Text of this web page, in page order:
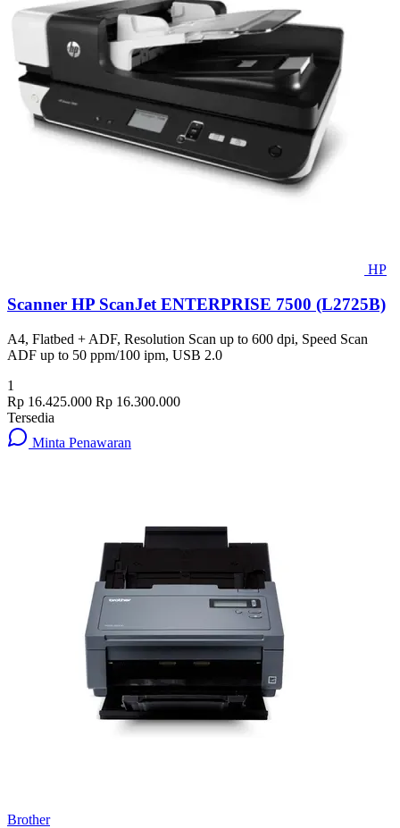
HP
Scanner HP ScanJet ENTERPRISE 7500 (L2725B)
A4, Flatbed + ADF, Resolution Scan up to 600 dpi, Speed Scan
ADF up to 50 ppm/100 ipm, USB 2.0
1
Rp 16.425.000 Rp 16.300.000
Tersedia
Minta Penawaran
Brother